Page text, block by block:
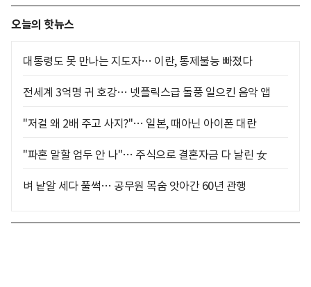
오늘의 핫뉴스
대통령도 못 만나는 지도자… 이란, 통제불능 빠졌다
전세계 3억명 귀 호강… 넷플릭스급 돌풍 일으킨 음악 앱
"저걸 왜 2배 주고 사지?"… 일본, 때아닌 아이폰 대란
"파혼 말할 엄두 안 나"… 주식으로 결혼자금 다 날린 女
벼 낱알 세다 풀썩… 공무원 목숨 앗아간 60년 관행